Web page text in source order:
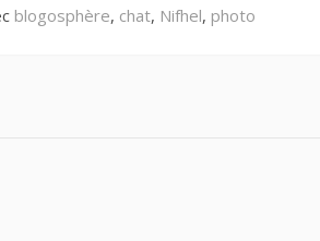
blogosphère, chat, Nifhel, photo